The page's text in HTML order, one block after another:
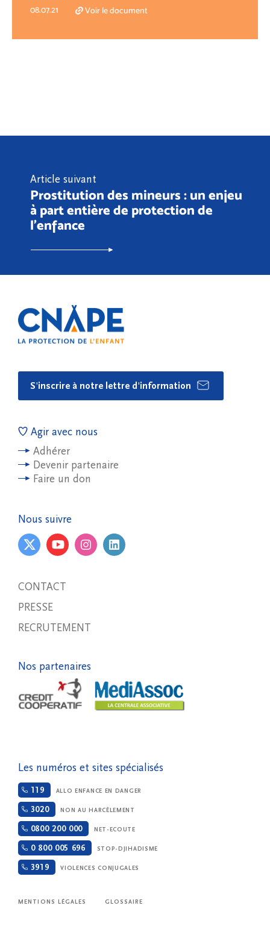
08.07.21 Voir le document
Article suivant
Prostitution des mineurs : un enjeu
à part entière de protection de
l'enfance
S'inscrire à notre lettre d'information
Agir avec nous
Adhérer
Devenir partenaire
Faire un don
Nous suivre
CONTACT
PRESSE
RECRUTEMENT
Nos partenaires
Les numéros et sites spécialisés
119 ALLO ENFANCE EN DANGER
3020 NON AU HARCÈLEMENT
0800 200 000 NET-ECOUTE
0 800 005 696 STOP-DJIHADISME
3919 VIOLENCES CONJUGALES
MENTIONS LÉGALES GLOSSAIRE